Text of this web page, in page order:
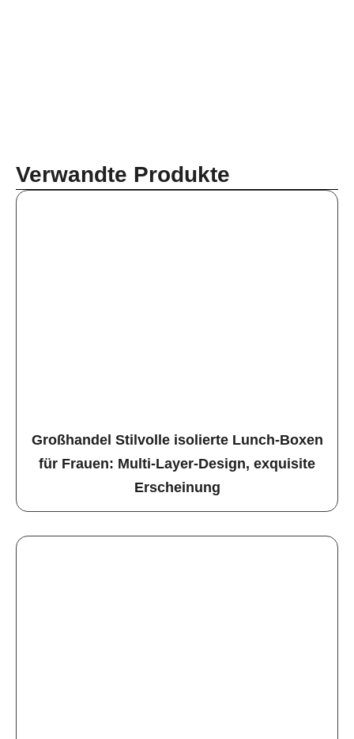
Verwandte Produkte
Großhandel Stilvolle isolierte Lunch-Boxen
für Frauen: Multi-Layer-Design, exquisite
Erscheinung